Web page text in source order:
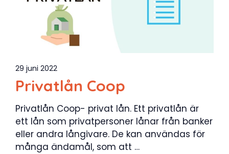
29 juni 2022
Privatlån Coop
Privatlån Coop- privat lån. Ett privatlån är
ett lån som privatpersoner lånar från banker
eller andra långivare. De kan användas för
många ändamål, som att …